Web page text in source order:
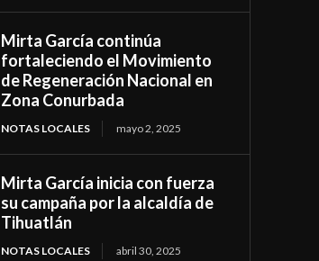
Mirta García continúa
fortaleciendo el Movimiento
de Regeneración Nacional en
Zona Conurbada
NOTAS LOCALES mayo 2, 2025
Mirta García inicia con fuerza
su campaña por la alcaldía de
Tihuatlán
NOTAS LOCALES abril 30, 2025